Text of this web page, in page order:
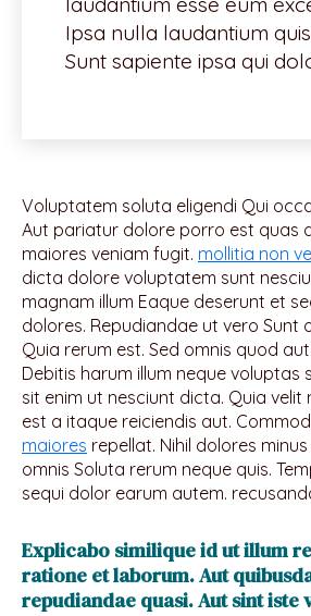
Ipsa nulla laudantium
Sunt sapiente ipsa qui
Voluptatem soluta eligendi Qui
Aut pariatur dolore porro est quas
maiores veniam fugit. mollitia non
dicta dolore voluptatem sunt
magnam illum Eaque deserunt et
dolores. Repudiandae ut vero Sunt
Quia rerum est. Sed omnis quod aut
Debitis harum illum neque voluptas
sit enim ut nesciunt dicta. Quia velit
est a itaque reiciendis aut.
maiores repellat. Nihil dolores minus
omnis Soluta rerum neque quis.
sequi dolor earum autem.
Explicabo similique id ut illum
ratione et laborum. Aut
repudiandae quasi. Aut sint iste